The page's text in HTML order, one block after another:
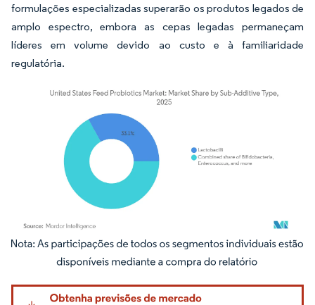
formulações especializadas superarão os produtos legados de
amplo espectro, embora as cepas legadas permaneçam
líderes em volume devido ao custo e à familiaridade
regulatória.
Imagem © Mordor Intelligence. O reuso requer atribuição conforme CC BY 4.0.